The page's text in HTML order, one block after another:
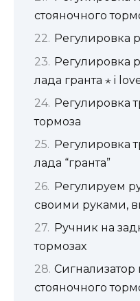
стояночного
Регулировка
Регулировка
лада гранта ⋆ i
Регулировка
тормоза
Регулировка
лада “гранта”
Регулируем
своими руками,
Ручник на
тормозах
стояночного